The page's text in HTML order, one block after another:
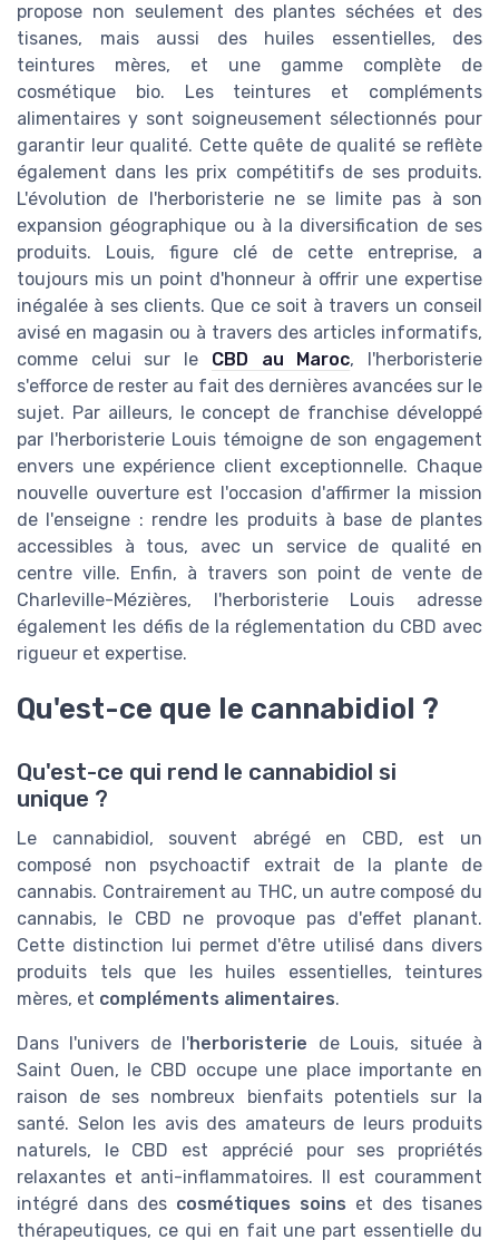
propose non seulement des plantes séchées et des
tisanes, mais aussi des huiles essentielles, des
teintures mères, et une gamme complète de
cosmétique bio. Les teintures et compléments
alimentaires y sont soigneusement sélectionnés pour
garantir leur qualité. Cette quête de qualité se reflète
également dans les prix compétitifs de ses produits.
L'évolution de l'herboristerie ne se limite pas à son
expansion géographique ou à la diversification de ses
produits. Louis, figure clé de cette entreprise, a
toujours mis un point d'honneur à offrir une expertise
inégalée à ses clients. Que ce soit à travers un conseil
avisé en magasin ou à travers des articles informatifs,
comme celui sur le CBD au Maroc, l'herboristerie
s'efforce de rester au fait des dernières avancées sur le
sujet. Par ailleurs, le concept de franchise développé
par l'herboristerie Louis témoigne de son engagement
envers une expérience client exceptionnelle. Chaque
nouvelle ouverture est l'occasion d'affirmer la mission
de l'enseigne : rendre les produits à base de plantes
accessibles à tous, avec un service de qualité en
centre ville. Enfin, à travers son point de vente de
Charleville-Mézières, l'herboristerie Louis adresse
également les défis de la réglementation du CBD avec
rigueur et expertise.
Qu'est-ce que le cannabidiol ?
Qu'est-ce qui rend le cannabidiol si
unique ?
Le cannabidiol, souvent abrégé en CBD, est un
composé non psychoactif extrait de la plante de
cannabis. Contrairement au THC, un autre composé du
cannabis, le CBD ne provoque pas d'effet planant.
Cette distinction lui permet d'être utilisé dans divers
produits tels que les huiles essentielles, teintures
mères, et compléments alimentaires.
Dans l'univers de l'herboristerie de Louis, située à
Saint Ouen, le CBD occupe une place importante en
raison de ses nombreux bienfaits potentiels sur la
santé. Selon les avis des amateurs de leurs produits
naturels, le CBD est apprécié pour ses propriétés
relaxantes et anti-inflammatoires. Il est couramment
intégré dans des cosmétiques soins et des tisanes
thérapeutiques, ce qui en fait une part essentielle du